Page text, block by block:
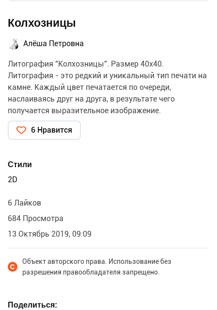
Колхозницы
Алёша Петровна
Литография "Колхозницы". Размер 40х40.
Литография - это редкий и уникальный тип печати на
камне. Каждый цвет печатается по очереди,
наслаиваясь друг на друга, в результате чего
получается выразительное изображение.
6 Нравится
Стили
2D
6 Лайков
684 Просмотра
13 Октябрь 2019, 09:09
Объект авторского права. Использование без
разрешения правообладателя запрещено.
Поделиться